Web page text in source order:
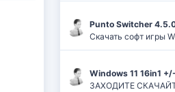
Punto Switcher
Скачать софт игры
Windows 11 16in1
ЗАХОДИТЕ